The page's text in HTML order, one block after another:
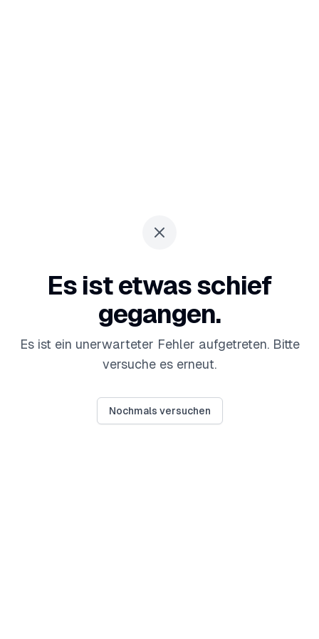
Es ist etwas schief
gegangen.
Es ist ein unerwarteter Fehler aufgetreten. Bitte
versuche es erneut.
Nochmals versuchen